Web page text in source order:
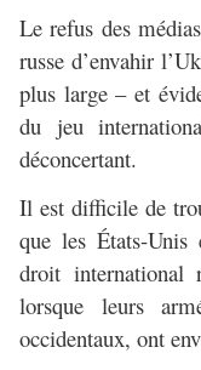
Le refus des
russe d’envahir
plus large – et
du jeu
déconcertant.
Il est difficile de
que les États-
droit international
lorsque leurs
occidentaux, ont